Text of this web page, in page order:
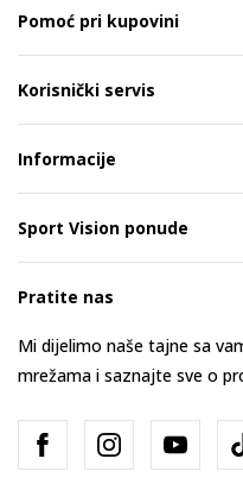
Pomoć pri kupovini
Korisnički servis
Informacije
Sport Vision ponude
Pratite nas
Mi dijelimo naše tajne sa
mrežama i saznajte sve o